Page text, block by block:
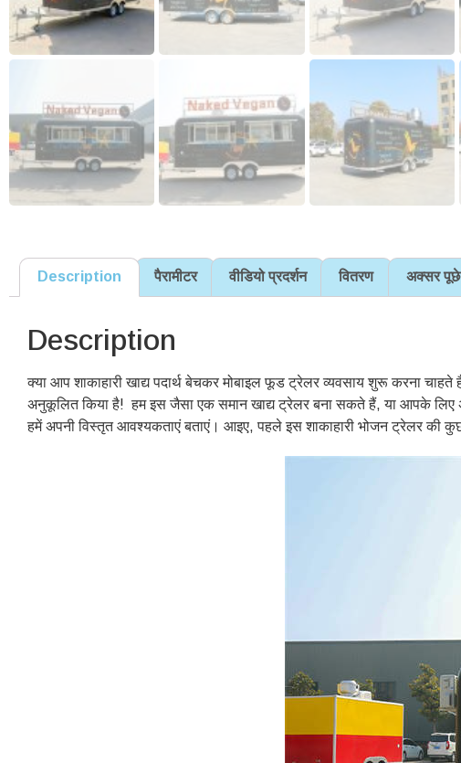
Description पैरामीटर वीडियो प्रदर्शन वितरण अक्सर पूछे
Description
क्या आप शाकाहारी खाद्य पदार्थ बेचकर मोबाइल फूड ट्रेलर व्यवसाय शुरू करना
अनुकूलित किया है! हम इस जैसा एक समान खाद्य ट्रेलर बना सकते हैं, या आपके
हमें अपनी विस्तृत आवश्यकताएं बताएं। आइए, पहले इस शाकाहारी भोजन ट्रेलर की